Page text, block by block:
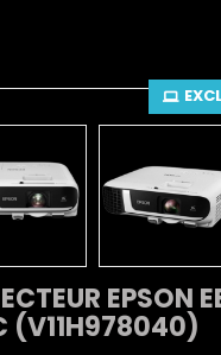
EPSON
(V11H978040)